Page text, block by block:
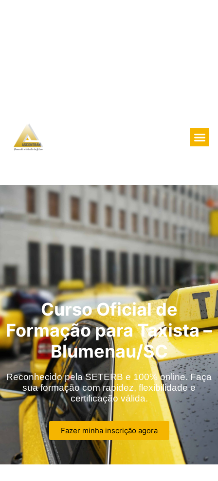
Curso Oficial de
Formação para Taxista –
Blumenau/SC
Reconhecido pela SETERB e 100% online. Faça
sua formação com rapidez, flexibilidade e
certificação válida.
Fazer minha inscrição agora